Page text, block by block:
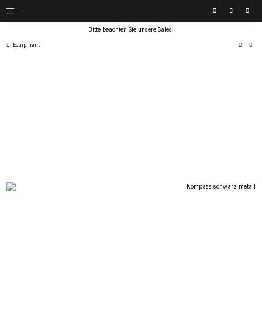
Bitte beachten Sie unsere Sales!
Equipment